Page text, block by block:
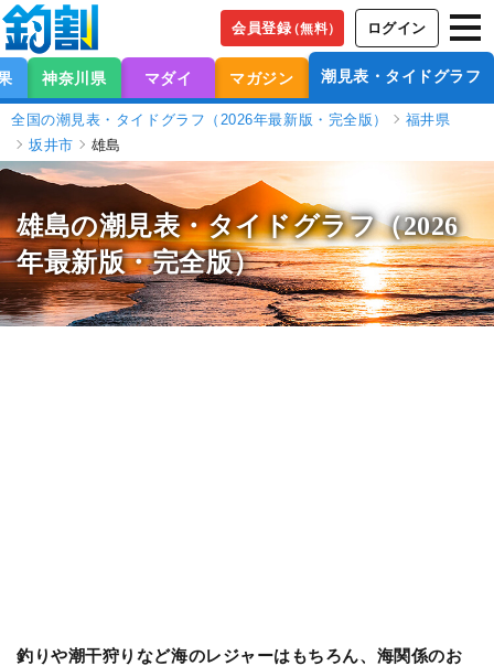
会員登録（無料） ログイン
神奈川県 マダイ マガジン 潮見表・タイドグラフ
全国の潮見表・タイドグラフ（2026年最新版・完全版）
福井県
坂井市
雄島
雄島の潮見表・タイドグラフ（2026
年最新版・完全版）
釣りや潮干狩りなど海のレジャーはもちろん、海関係のお